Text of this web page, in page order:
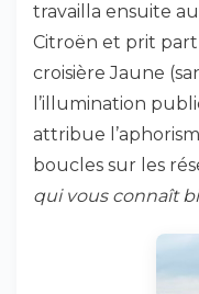
travailla ensuite
Citroën et prit
croisière Jaune
l’illumination
attribue
boucles sur les
qui vous connaît